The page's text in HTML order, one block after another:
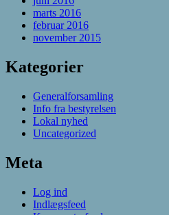
marts 2016
februar 2016
november 2015
Kategorier
Generalforsamling
Info fra bestyrelsen
Lokal nyhed
Uncategorized
Meta
Log ind
Indlægsfeed